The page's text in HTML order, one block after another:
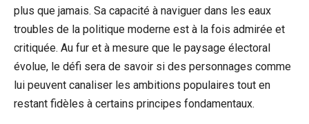
plus que jamais. Sa capacité à naviguer dans les eaux
troubles de la politique moderne est à la fois admirée et
critiquée. Au fur et à mesure que le paysage électoral
évolue, le défi sera de savoir si des personnages comme
lui peuvent canaliser les ambitions populaires tout en
restant fidèles à certains principes fondamentaux.